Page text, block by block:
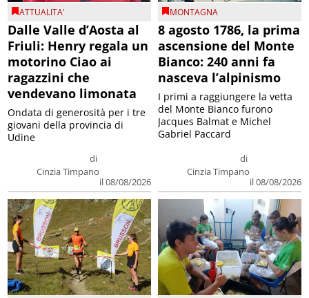
ATTUALITA'
Dalle Valle d’Aosta al
Friuli: Henry regala un
motorino Ciao ai
ragazzini che
vendevano limonata
di
Cinzia Timpano
il 08/08/2026
Ondata di generosità per i tre
giovani della provincia di
Udine
MONTAGNA
8 agosto 1786, la prima
ascensione del Monte
Bianco: 240 anni fa
nasceva l’alpinismo
di
Cinzia Timpano
il 08/08/2026
I primi a raggiungere la vetta
del Monte Bianco furono
Jacques Balmat e Michel
Gabriel Paccard